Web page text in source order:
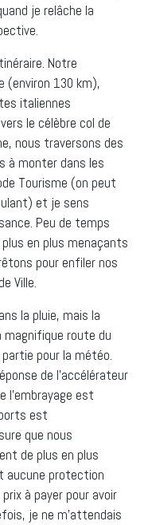
je relâche la
Notre
(environ 130 km),
italiennes
le célèbre col de
nous traversons des
à monter dans les
Tourisme (on peut
et je sens
Peu de temps
en plus menaçants
pour enfiler nos
Ville.
la pluie, mais la
route du
pour la météo.
de l’accélérateur
l’embrayage est
est
que nous
de plus en plus
aucune protection
à payer pour avoir
je ne m’attendais